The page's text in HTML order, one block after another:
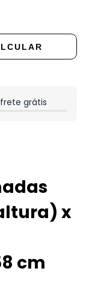
grátis
x
cm